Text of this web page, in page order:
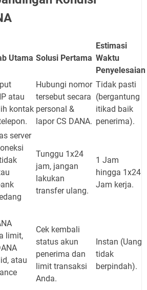
Utama Solusi Pertama
Estimasi
Waktu
Penyelesaian
atau
kontak
Hubungi nomor
tersebut secara
personal &
lapor CS DANA.
Tidak pasti
(bergantung
itikad baik
penerima).
server
Tunggu 1x24
jam, jangan
lakukan
transfer ulang.
1 Jam
hingga 1x24
Jam kerja.
limit,
atau
Cek kembali
status akun
penerima dan
limit transaksi
Anda.
Instan (Uang
tidak
berpindah).